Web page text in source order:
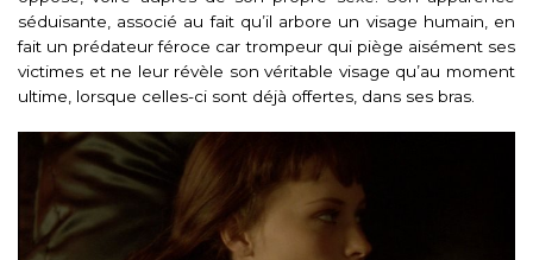
séduisante, associé au fait qu’il arbore un visage humain, en
fait un prédateur féroce car trompeur qui piège aisément ses
victimes et ne leur révèle son véritable visage qu’au moment
ultime, lorsque celles-ci sont déjà offertes, dans ses bras.